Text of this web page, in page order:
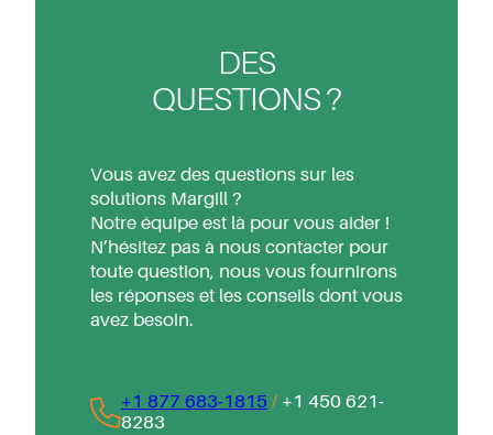
DES
QUESTIONS ?
Vous avez des questions sur les
solutions Margill ?
Notre équipe est là pour vous aider !
N’hésitez pas à nous contacter pour
toute question, nous vous fournirons
les réponses et les conseils dont vous
avez besoin.
+1 877 683-1815 / +1 450 621-
8283